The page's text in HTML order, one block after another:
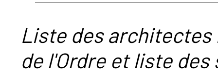
Liste des
de l'Ordre et liste